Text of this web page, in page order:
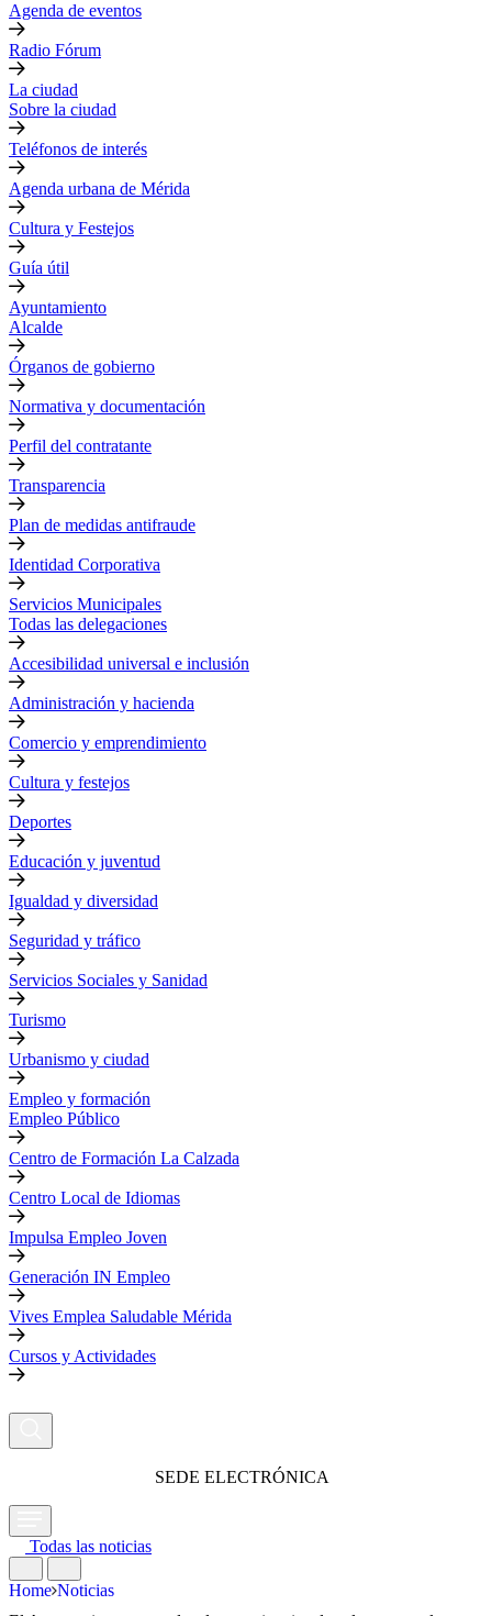
Agenda de eventos
Radio Fórum
La ciudad
Sobre la ciudad
Teléfonos de interés
Agenda urbana de Mérida
Cultura y Festejos
Guía útil
Ayuntamiento
Alcalde
Órganos de gobierno
Normativa y documentación
Perfil del contratante
Transparencia
Plan de medidas antifraude
Identidad Corporativa
Servicios Municipales
Todas las delegaciones
Accesibilidad universal e inclusión
Administración y hacienda
Comercio y emprendimiento
Cultura y festejos
Deportes
Educación y juventud
Igualdad y diversidad
Seguridad y tráfico
Servicios Sociales y Sanidad
Turismo
Urbanismo y ciudad
Empleo y formación
Empleo Público
Centro de Formación La Calzada
Centro Local de Idiomas
Impulsa Empleo Joven
Generación IN Empleo
Vives Emplea Saludable Mérida
Cursos y Actividades
SEDE ELECTRÓNICA
Todas las noticias
Home Noticias